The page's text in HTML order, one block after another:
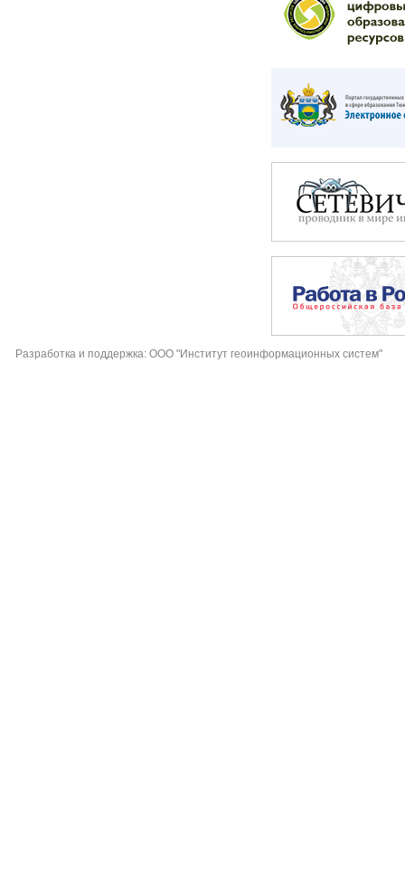
Разработка и поддержка: ООО "Институт геоинформационных систем"